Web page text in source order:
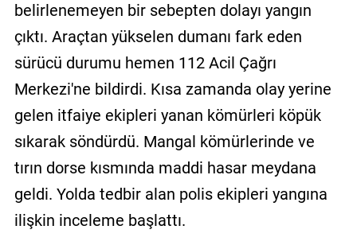
belirlenemeyen bir sebepten dolayı yangın
çıktı. Araçtan yükselen dumanı fark eden
sürücü durumu hemen 112 Acil Çağrı
Merkezi'ne bildirdi. Kısa zamanda olay yerine
gelen itfaiye ekipleri yanan kömürleri köpük
sıkarak söndürdü. Mangal kömürlerinde ve
tırın dorse kısmında maddi hasar meydana
geldi. Yolda tedbir alan polis ekipleri yangına
ilişkin inceleme başlattı.